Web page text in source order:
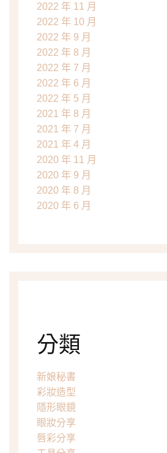
2022 年 11 月
2022 年 10 月
2022 年 9 月
2022 年 8 月
2022 年 7 月
2022 年 6 月
2022 年 5 月
2021 年 8 月
2021 年 7 月
2021 年 4 月
2020 年 11 月
2020 年 9 月
2020 年 8 月
2020 年 6 月
分類
新娘秘書
彩妝造型
隱形眼鏡
眼妝分享
唇彩分享